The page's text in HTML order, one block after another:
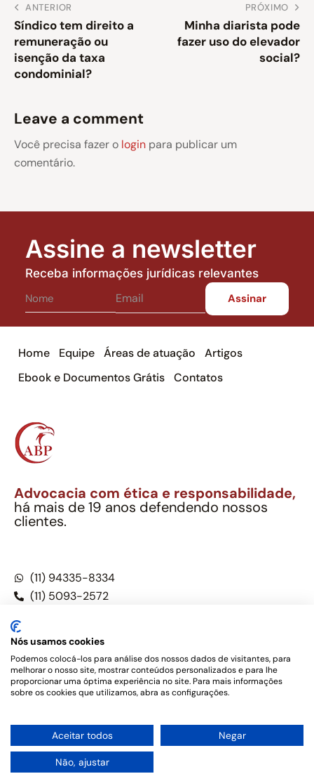
ANTERIOR
Síndico tem direito a
remuneração ou
isenção da taxa
condominial?
PRÓXIMO
Minha diarista pode
fazer uso do elevador
social?
Leave a comment
Você precisa fazer o login para publicar um
comentário.
Assine a newsletter
Receba informações jurídicas relevantes
Home Equipe Áreas de atuação
Artigos
Ebook e Documentos Grátis
Contatos
Advocacia com ética e responsabilidade,
há mais de 19 anos defendendo nossos
clientes.
(11) 94335-8334
(11) 5093-2572
Este site não é um produto Meta Platforms, Inc., Google LLC,
tampouco oferece serviços públicos oficiais. Somos um
o Código de Ética e Disciplina da OAB do Brasil – Alexandre
Berthe Pinto Soc. de Adv, OAB/SP nº 22477 –Política de
Privacidade e Termos de uso
Nós usamos cookies
Podemos colocá-los para análise dos nossos dados de visitantes, para
melhorar o nosso site, mostrar conteúdos personalizados e para lhe
proporcionar uma óptima experiência no site. Para mais informações
sobre os cookies que utilizamos, abra as configurações.
Aceitar todos Negar
Não, ajustar